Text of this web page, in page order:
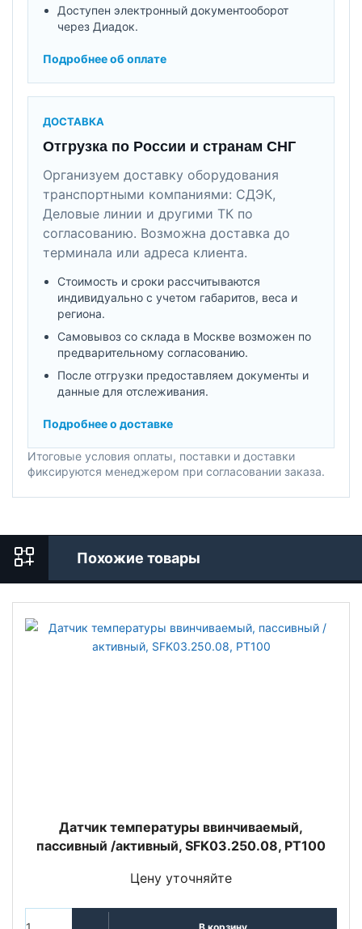
Доступен электронный документооборот
через Диадок.
Подробнее об оплате
ДОСТАВКА
Отгрузка по России и странам СНГ
Организуем доставку оборудования
транспортными компаниями: СДЭК,
Деловые линии и другими ТК по
согласованию. Возможна доставка до
терминала или адреса клиента.
Стоимость и сроки рассчитываются
индивидуально с учетом габаритов, веса и
региона.
Самовывоз со склада в Москве возможен по
предварительному согласованию.
После отгрузки предоставляем документы и
данные для отслеживания.
Подробнее о доставке
Итоговые условия оплаты, поставки и доставки
фиксируются менеджером при согласовании заказа.
Похожие товары
Датчик температуры ввинчиваемый,
пассивный /активный, SFK03.250.08, PT100
Цену уточняйте